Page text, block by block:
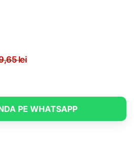
leiPrețul inițial a
Prețul curent
PE WHATSAPP